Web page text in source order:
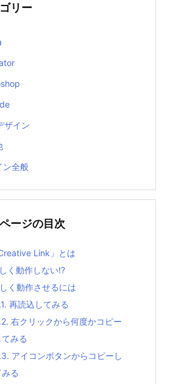
リー
ザイン
ン全般
ージの目次
Link」とは
く動作しない!?
く動作させるには
再読込してみる
右クリックから何度かコピー
てみる
アイコンボタンからコピーし
みる